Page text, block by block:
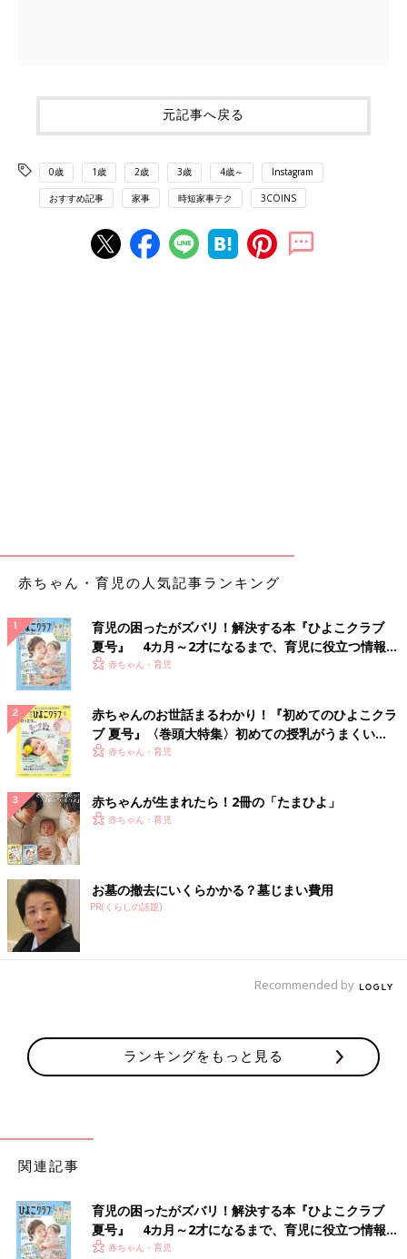
元記事へ戻る
0歳 1歳 2歳 3歳 4歳～ Instagram
おすすめ記事 家事 時短家事テク 3COINS
赤ちゃん・育児の人気記事ランキング
育児の困ったがズバリ！解決する本『ひよこクラブ
夏号』 4カ月～2才になるまで、育児に役立つ情報が
いっぱい！
赤ちゃん・育児
赤ちゃんのお世話まるわかり！『初めてのひよこクラ
ブ 夏号』〈巻頭大特集〉初めての授乳がうまくい
く！ おっぱい・ミルクの基本と夏のトラブル 解決テ
赤ちゃん・育児
赤ちゃんが生まれたら！2冊の「たまひよ」
赤ちゃん・育児
お墓の撤去にいくらかかる？墓じまい費用
PR(くらしの話題)
Recommended by
ランキングをもっと見る
関連記事
育児の困ったがズバリ！解決する本『ひよこクラブ
夏号』 4カ月～2才になるまで、育児に役立つ情報が
いっぱい！
赤ちゃん・育児